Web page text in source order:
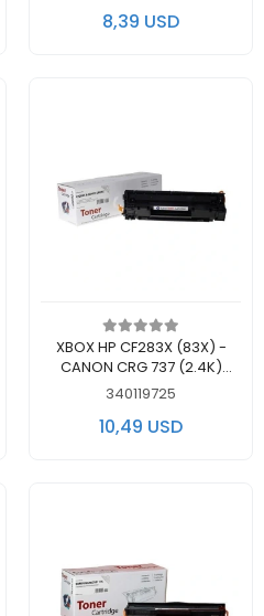
8,39 USD
Add to cart
XBOX HP CF283X (83X) -
CANON CRG 737 (2.4K)
MUADİL TONER
340119725
10,49 USD